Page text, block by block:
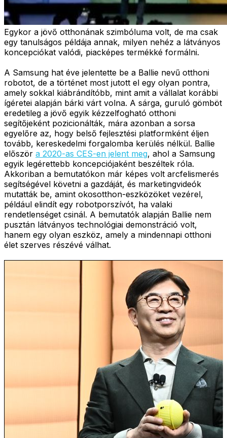
Egykor a jövő otthonának szimbóluma volt, de ma csak
egy tanulságos példája annak, milyen nehéz a látványos
koncepciókat valódi, piacképes termékké formálni.
A Samsung hat éve jelentette be a Ballie nevű otthoni
robotot, de a történet most jutott el egy olyan pontra,
amely sokkal kiábrándítóbb, mint amit a vállalat korábbi
ígéretei alapján bárki várt volna. A sárga, guruló gömböt
eredetileg a jövő egyik kézzelfogható otthoni
segítőjeként pozicionálták, mára azonban a sorsa
egyelőre az, hogy belső fejlesztési platformként éljen
tovább, kereskedelmi forgalomba kerülés nélkül. Ballie
először a 2020-as CES-en jelent meg, ahol a Samsung
egyik legérettebb koncepciójaként beszéltek róla.
Akkoriban a bemutatókon már képes volt arcfelismerés
segítségével követni a gazdáját, és marketingvideók
mutatták be, amint okosotthon-eszközöket vezérel,
például elindít egy robotporszívót, ha valaki
rendetlenséget csinál. A bemutatók alapján Ballie nem
pusztán látványos technológiai demonstráció volt,
hanem egy olyan eszköz, amely a mindennapi otthoni
élet szerves részévé válhat.